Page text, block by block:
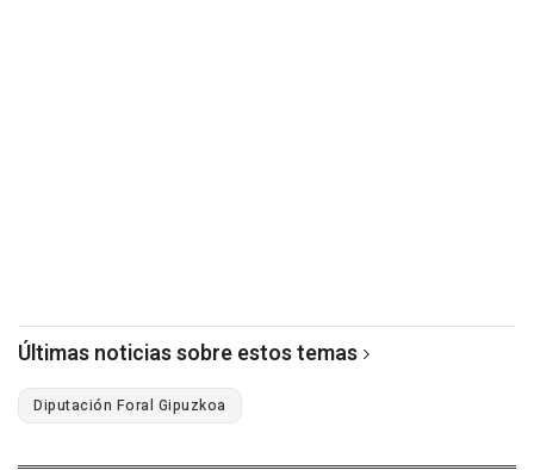
Últimas noticias sobre estos temas
Diputación Foral Gipuzkoa